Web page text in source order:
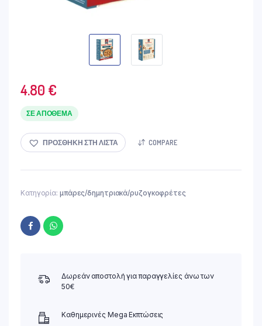
4.80 €
ΣΕ ΑΠΌΘΕΜΑ
ΠΡΟΣΘΉΚΗ ΣΤΗ ΛΊΣΤΑ COMPARE
Κατηγορία: μπάρες/δημητριακά/ρυζογκοφρέτες
Δωρεάν αποστολή για παραγγελίες άνω των
50€
Καθημερινές Mega Εκπτώσεις